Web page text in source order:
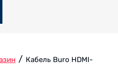
/ Кабель Buro HDMI-